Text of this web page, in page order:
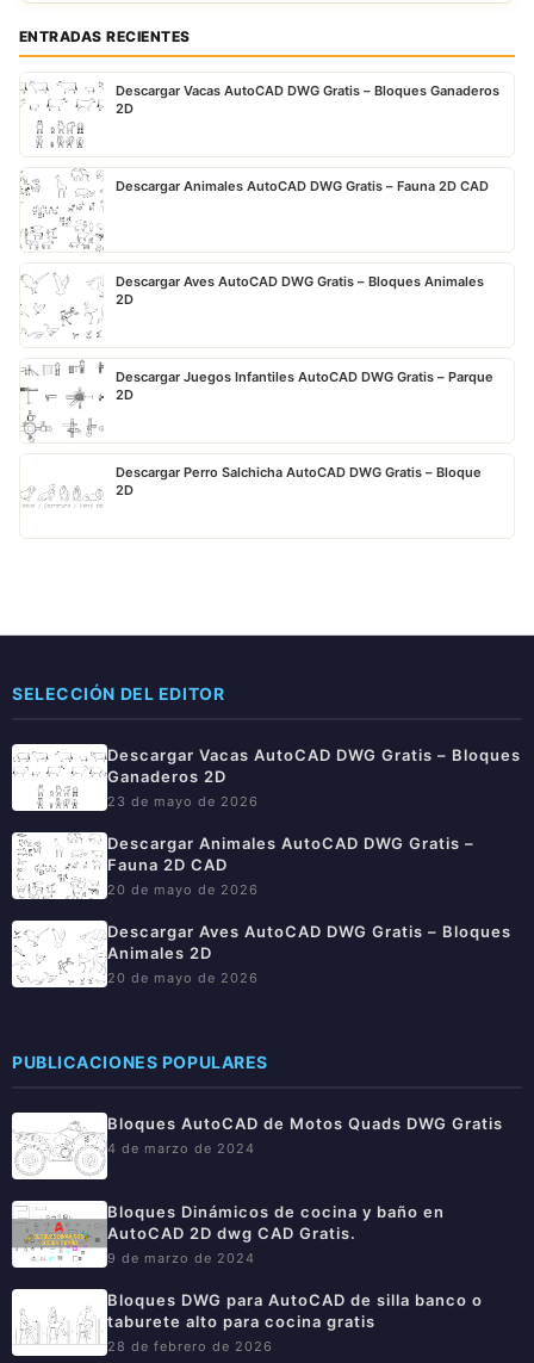
ENTRADAS RECIENTES
Descargar Vacas AutoCAD DWG Gratis – Bloques Ganaderos
2D
Descargar Animales AutoCAD DWG Gratis – Fauna 2D CAD
Descargar Aves AutoCAD DWG Gratis – Bloques Animales
2D
Descargar Juegos Infantiles AutoCAD DWG Gratis – Parque
2D
Descargar Perro Salchicha AutoCAD DWG Gratis – Bloque
2D
SELECCIÓN DEL EDITOR
Descargar Vacas AutoCAD DWG Gratis – Bloques
Ganaderos 2D
23 de mayo de 2026
Descargar Animales AutoCAD DWG Gratis –
Fauna 2D CAD
20 de mayo de 2026
Descargar Aves AutoCAD DWG Gratis – Bloques
Animales 2D
20 de mayo de 2026
PUBLICACIONES POPULARES
Bloques AutoCAD de Motos Quads DWG Gratis
4 de marzo de 2024
Bloques Dinámicos de cocina y baño en
AutoCAD 2D dwg CAD Gratis.
9 de marzo de 2024
Bloques DWG para AutoCAD de silla banco o
taburete alto para cocina gratis
28 de febrero de 2026